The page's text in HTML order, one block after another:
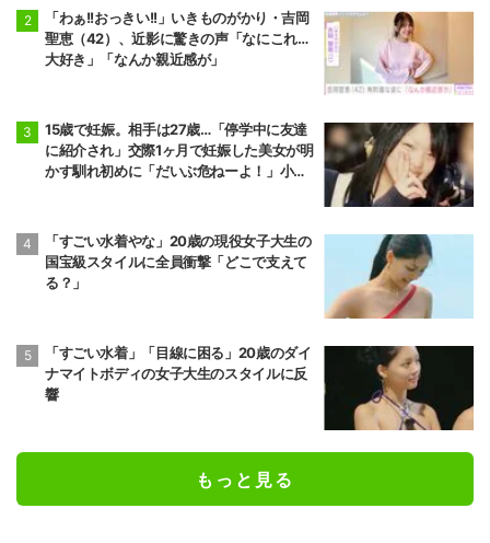
「わぁ!!おっきい!!」いきものがかり・吉岡
聖恵（42）、近影に驚きの声「なにこれ…
大好き」「なんか親近感が」
15歳で妊娠。相手は27歳…「停学中に友達
に紹介され」交際1ヶ月で妊娠した美女が明
かす馴れ初めに「だいぶ危ねーよ！」小森
「すごい水着やな」20歳の現役女子大生の
国宝級スタイルに全員衝撃「どこで支えて
る？」
「すごい水着」「目線に困る」20歳のダイ
ナマイトボディの女子大生のスタイルに反
響
もっと見る